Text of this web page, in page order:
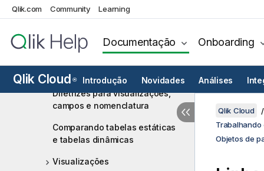
Qlik.com Community Learning
Documentação Onboarding
Qlik Cloud ® Introdução Novidades Análises
Escolhendo a visualização certa
projetar visualizações
Diretrizes para visualizações,
campos e nomenclatura
Comparando tabelas estáticas
e tabelas dinâmicas
Visualizações
Qlik Cloud
Objetos de